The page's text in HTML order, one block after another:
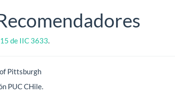
de IIC 3633
Pittsburgh
PUC CHile.